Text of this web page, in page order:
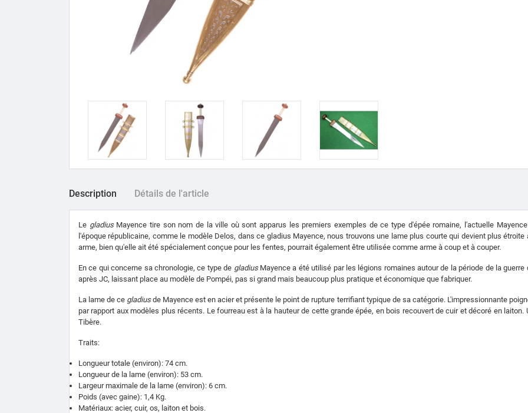
Description Détails de l'article
Le gladiusMayence tire son nom de la ville où sont apparus les premiers exemples de ce type d'épée romaine, l'actuelle
l'époque républicaine, comme le modèle Delos, dans ce gladius Mayence, nous trouvons une lame plus courte qui devient plus
arme, bien qu'elle ait été spécialement conçue pour les fentes, pourrait également être utilisée comme arme à coup et à couper.
En ce qui concerne sa chronologie, ce type de gladiusMayence a été utilisé par les légions romaines autour de la période de la
après JC, laissant place au modèle de Pompéi, pas si grand mais beaucoup plus pratique et économique que fabriquer.
La lame de ce gladiusde Mayence est en acier et présente le point de rupture terrifiant typique de sa catégorie. L'impressionnante
par rapport aux modèles plus récents. Le fourreau est à la hauteur de cette grande épée, en bois recouvert de cuir et décoré en
Tibère.
Traits:
Longueur totale (environ): 74 cm.
Longueur de la lame (environ): 53 cm.
Largeur maximale de la lame (environ): 6 cm.
Poids (avec gaine): 1,4 Kg.
Matériaux: acier, cuir, os, laiton et bois.